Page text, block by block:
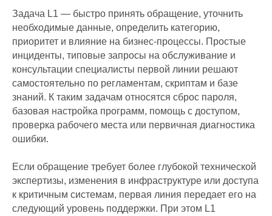
Задача L1 — быстро принять обращение, уточнить
необходимые данные, определить категорию,
приоритет и влияние на бизнес-процессы. Простые
инциденты, типовые запросы на обслуживание и
консультации специалисты первой линии решают
самостоятельно по регламентам, скриптам и базе
знаний. К таким задачам относятся сброс пароля,
базовая настройка программ, помощь с доступом,
проверка рабочего места или первичная диагностика
ошибки.
Если обращение требует более глубокой технической
экспертизы, изменения в инфраструктуре или доступа
к критичным системам, первая линия передает его на
следующий уровень поддержки. При этом L1